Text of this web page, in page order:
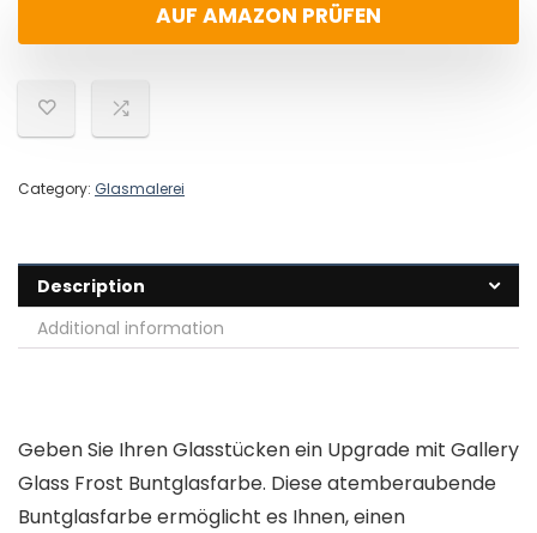
AUF AMAZON PRÜFEN
Category: Glasmalerei
Description
Additional information
Geben Sie Ihren Glasstücken ein Upgrade mit Gallery
Glass Frost Buntglasfarbe. Diese atemberaubende
Buntglasfarbe ermöglicht es Ihnen, einen